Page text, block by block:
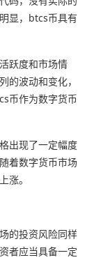
显，btcs币具有
跃度和市场情
的波动和变化，
币作为数字货币
出现了一定幅度
着数字货币市场
涨。
的投资风险同样
者应当具备一定